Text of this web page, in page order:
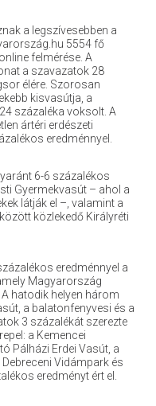
a legszívesebben a
5554 fő
felmérése. A
a szavazatok 28
élére. Szorosan
kisvasútja, a
százaléka voksolt. A
ártéri erdészeti
eredménnyel.
6-6 százalékos
Gyermekvasút – ahol a
látják el –, valamint a
közlekedő Királyréti
eredménnyel a
Magyarország
hatodik helyen három
a balatonfenyvesi és a
3 százalékát szerezte
a Kemencei
Pálházi Erdei Vasút, a
Vidámpark és
eredményt ért el.